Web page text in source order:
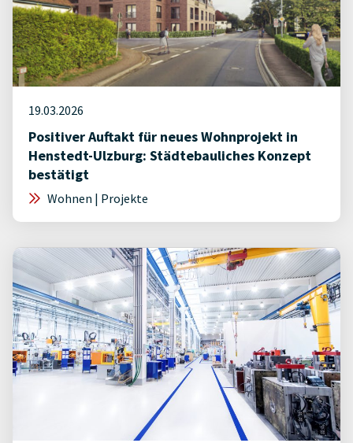
19.03.2026
Positiver Auftakt für neues Wohnprojekt in
Henstedt-Ulzburg: Städtebauliches Konzept
bestätigt
Wohnen | Projekte